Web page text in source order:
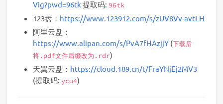
Vig?pwd=96tk 提取码: 96tk
123盘： https://www.123912.com/s/zUV8Vv-avtLH
阿里云盘：
https://www.alipan.com/s/PvA7fHAzjjY(下载后
将.pdf文件后缀改为.rdr)
天翼云盘： https://cloud.189.cn/t/FraYNjEj2MV3
(提取码: ycu4)